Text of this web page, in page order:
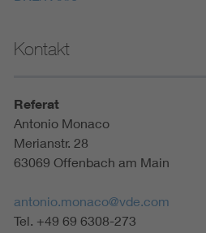
Kontakt
Referat
Antonio Monaco
Merianstr. 28
63069 Offenbach am Main
antonio.monaco@vde.com
Tel. +49 69 6308-273